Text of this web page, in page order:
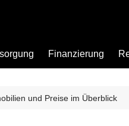
Finanzierung
und Preise im Überblick